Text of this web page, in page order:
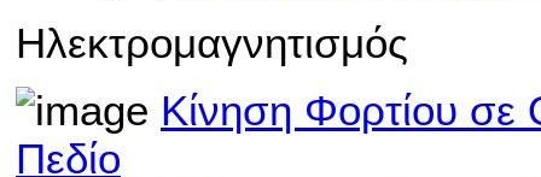
Ηλεκτρομαγνητισμός
Κίνηση Φορτίου σε
Πεδίο